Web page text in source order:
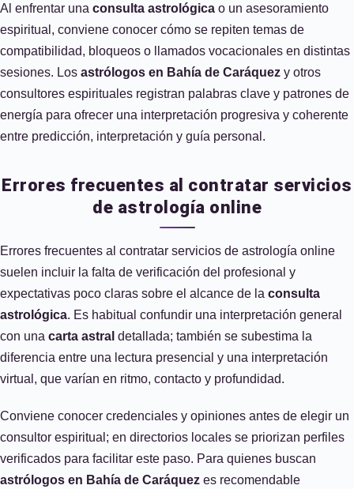
Al enfrentar una consulta astrológica o un asesoramiento
espiritual, conviene conocer cómo se repiten temas de
compatibilidad, bloqueos o llamados vocacionales en distintas
sesiones. Los astrólogos en Bahía de Caráquez y otros
consultores espirituales registran palabras clave y patrones de
energía para ofrecer una interpretación progresiva y coherente
entre predicción, interpretación y guía personal.
Errores frecuentes al contratar servicios
de astrología online
Errores frecuentes al contratar servicios de astrología online
suelen incluir la falta de verificación del profesional y
expectativas poco claras sobre el alcance de la consulta
astrológica. Es habitual confundir una interpretación general
con una carta astral detallada; también se subestima la
diferencia entre una lectura presencial y una interpretación
virtual, que varían en ritmo, contacto y profundidad.
Conviene conocer credenciales y opiniones antes de elegir un
consultor espiritual; en directorios locales se priorizan perfiles
verificados para facilitar este paso. Para quienes buscan
astrólogos en Bahía de Caráquez es recomendable